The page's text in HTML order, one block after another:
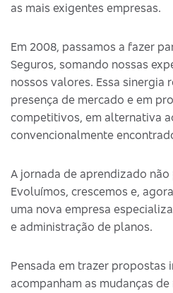
as mais exigentes empresas.
Em 2008, passamos a fazer
Seguros, somando nossas
nossos valores. Essa sinergia
presença de mercado e em
competitivos, em alternativa
convencionalmente
A jornada de aprendizado
Evoluímos, crescemos e,
uma nova empresa
e administração de planos.
Pensada em trazer propostas
acompanham as mudanças